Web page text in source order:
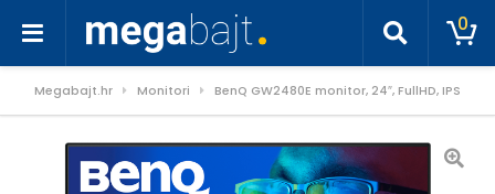
0
Megabajt.hr Monitori BenQ GW2480E monitor, 24″, FullHD, IPS